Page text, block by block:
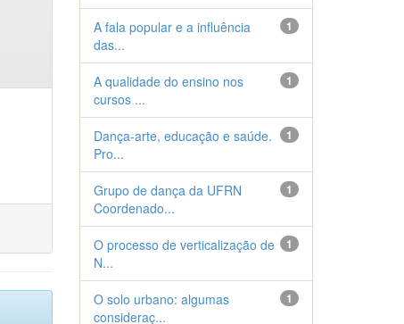
1
A fala popular e a influência
das...
1
A qualidade do ensino nos
cursos ...
1
Dança-arte, educação e saúde.
Pro...
1
Grupo de dança da UFRN
Coordenado...
1
O processo de verticalização de
N...
1
O solo urbano: algumas
consideraç...